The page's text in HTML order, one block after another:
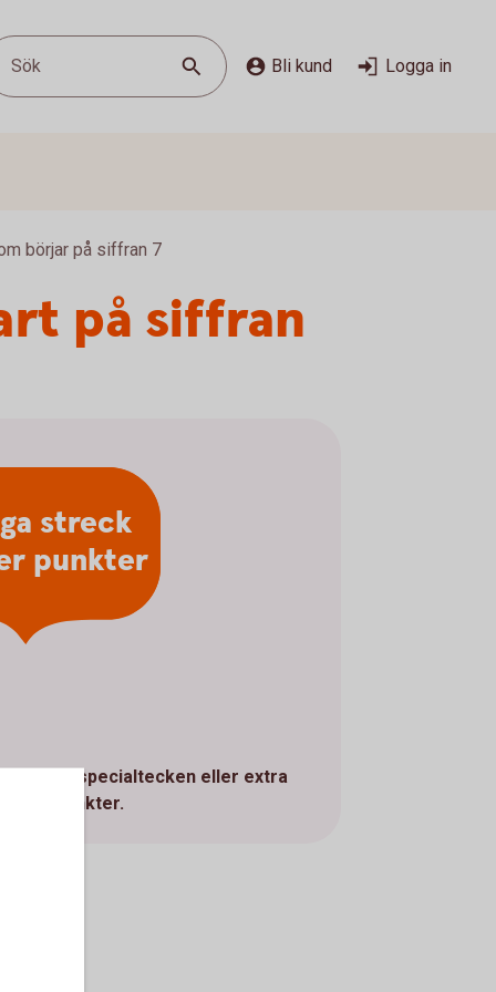
Sök Bli kund Logga in
börjar på siffran 7
på siffran
streck
punkter
aldrig specialtecken eller extra
och punkter.